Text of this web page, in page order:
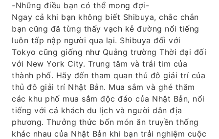
-Những điều bạn có thể mong đợi-
Ngay cả khi bạn không biết Shibuya, chắc chắn
bạn cũng đã từng thấy vạch kẻ đường nổi tiếng
luôn tấp nập người qua lại. Shibuya đối với
Tokyo cũng giống như Quảng trường Thời đại đối
với New York City. Trung tâm và trái tim của
thành phố. Hãy đến tham quan thủ đô giải trí của
thủ đô giải trí Nhật Bản. Mua sắm và ghé thăm
các khu phố mua sắm độc đáo của Nhật Bản, nổi
tiếng với cả khách du lịch và người dân địa
phương. Thưởng thức bốn món ăn truyền thống
khác nhau của Nhật Bản khi bạn trải nghiệm cuộc